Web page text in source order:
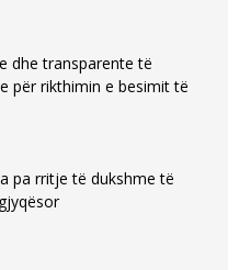
dhe transparente të
për rikthimin e besimit të
pa rritje të dukshme të